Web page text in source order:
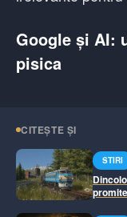
Google și AI:
pisica
CITEȘTE ȘI
STIRI